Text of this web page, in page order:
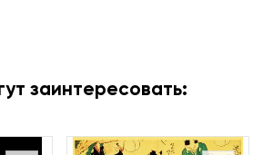
заинтересовать: